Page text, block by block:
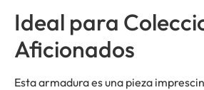
Ideal para
Aficionados
Esta armadura es una pieza